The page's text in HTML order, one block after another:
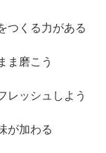
つくる力がある
ま磨こう
レッシュしよう
が加わる